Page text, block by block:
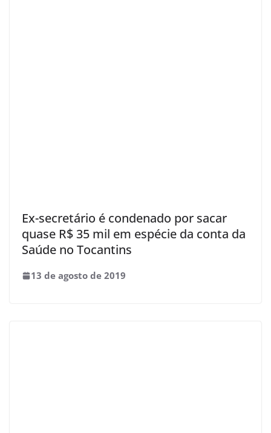
Ex-secretário é condenado por sacar
quase R$ 35 mil em espécie da conta da
Saúde no Tocantins
13 de agosto de 2019